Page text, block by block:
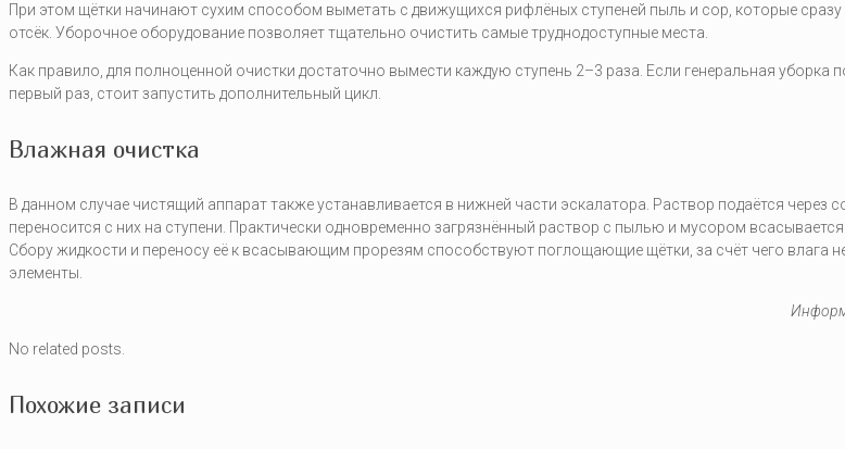
При этом щётки начинают сухим способом выметать с движущихся рифлёных ступеней пыль и сор, которые
отсёк. Уборочное оборудование позволяет тщательно очистить самые труднодоступные места.
Как правило, для полноценной очистки достаточно вымести каждую ступень 2–3 раза. Если генеральная уборка
первый раз, стоит запустить дополнительный цикл.
Влажная очистка
В данном случае чистящий аппарат также устанавливается в нижней части эскалатора. Раствор подаётся через
переносится с них на ступени. Практически одновременно загрязнённый раствор с пылью и мусором
Сбору жидкости и переносу её к всасывающим прорезям способствуют поглощающие щётки, за счёт чего влага
элементы.
No related posts.
Похожие записи